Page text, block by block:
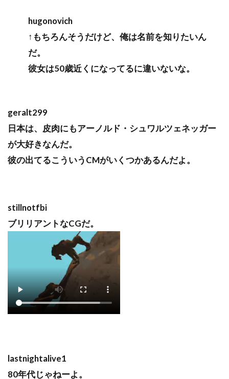
hugonovich
↑もちろんそうだけど、俺は名前を知りたいん
だ。
彼女は50歳近くになってるに違いないな。
geralt299
日本は、皮肉にもアーノルド・シュワルツェネッガー
が大好きなんだ。
彼の出てるこういうCMがいくつかあるんだよ。
stillnotfbi
ブリリアントなCGだ。
lastnightalive1
80年代じゃねーよ。